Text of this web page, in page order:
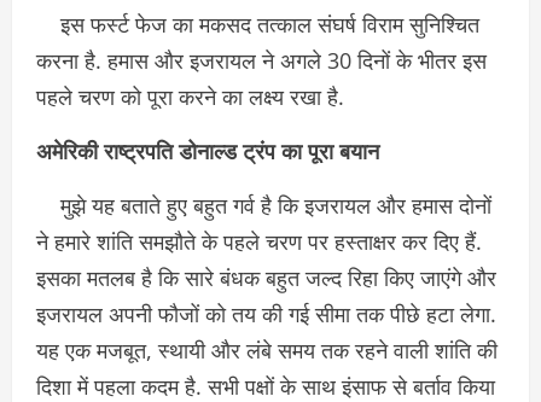
इस फर्स्ट फेज का मकसद तत्काल संघर्ष विराम सुनिश्चित
करना है. हमास और इजरायल ने अगले 30 दिनों के भीतर इस
पहले चरण को पूरा करने का लक्ष्य रखा है.
अमेरिकी राष्ट्रपति डोनाल्ड ट्रंप का पूरा बयान
मुझे यह बताते हुए बहुत गर्व है कि इजरायल और हमास दोनों
ने हमारे शांति समझौते के पहले चरण पर हस्ताक्षर कर दिए हैं.
इसका मतलब है कि सारे बंधक बहुत जल्द रिहा किए जाएंगे और
इजरायल अपनी फौजों को तय की गई सीमा तक पीछे हटा लेगा.
यह एक मजबूत, स्थायी और लंबे समय तक रहने वाली शांति की
दिशा में पहला कदम है. सभी पक्षों के साथ इंसाफ से बर्ताव किया